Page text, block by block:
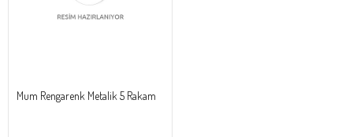
Mum Rengarenk Metalik 5 Rakam